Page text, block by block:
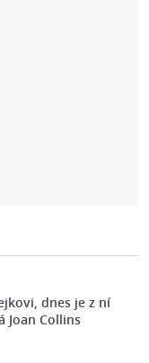
dnes je z ní
Joan Collins